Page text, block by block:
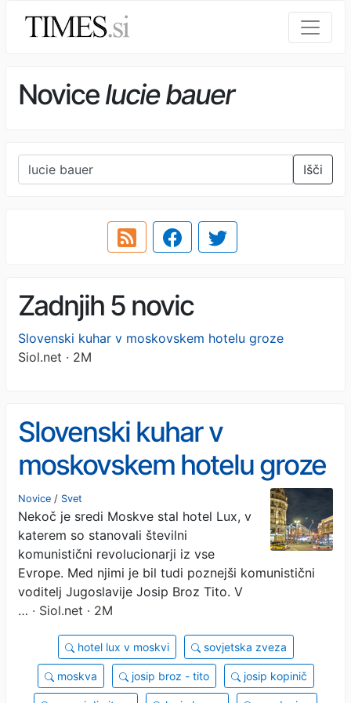
Novicelucie bauer
Išči
Zadnjih 5 novic
Slovenski kuhar v moskovskem hotelu groze
Siol.net · 2M
Slovenski kuhar v
moskovskem hotelu groze
Novice / Svet
Nekoč je sredi Moskve stal hotel Lux, v
katerem so stanovali številni
komunistični revolucionarji iz vse
Evrope. Med njimi je bil tudi poznejši komunistični
voditelj Jugoslavije Josip Broz Tito. V
… · Siol.net · 2M
hotel lux v moskvi sovjetska zveza
moskva josip broz - tito josip kopinič